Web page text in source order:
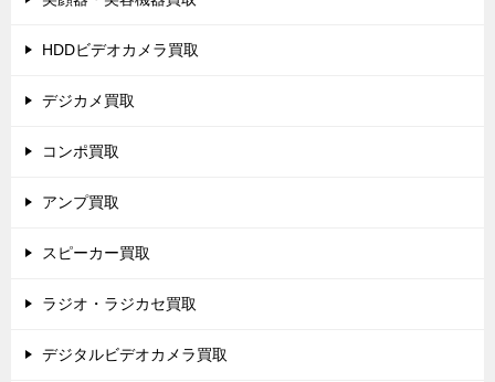
HDDビデオカメラ買取
デジカメ買取
コンポ買取
アンプ買取
スピーカー買取
ラジオ・ラジカセ買取
デジタルビデオカメラ買取